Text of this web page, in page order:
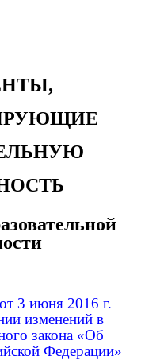
3 июня 2016 г.
изменений в
закона «Об
Федерации»